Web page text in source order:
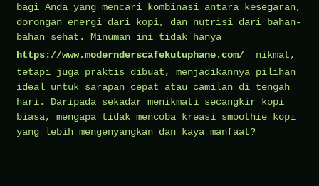
bagi Anda yang mencari kombinasi antara kesegaran,
dorongan energi dari kopi, dan nutrisi dari bahan-
bahan sehat. Minuman ini tidak hanya
https://www.modernderscafekutuphane.com/ nikmat,
tetapi juga praktis dibuat, menjadikannya pilihan
ideal untuk sarapan cepat atau camilan di tengah
hari. Daripada sekadar menikmati secangkir kopi
biasa, mengapa tidak mencoba kreasi smoothie kopi
yang lebih mengenyangkan dan kaya manfaat?